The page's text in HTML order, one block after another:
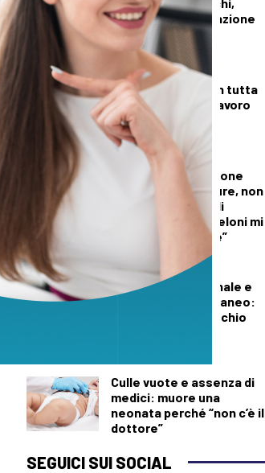
serve una pianificazione
puntuale”
DALLA TOSCANA
Fiamme di bosco in tutta
la Regione, superlavoro
per l’Aib
DALLA TOSCANA
Conte in commissione
Covid: “Scavate pure, non
troverete niente di
illecito su di me. Meloni mi
diede del criminale”
Pillola, anello vaginale e
impianto sottocutaneo:
l’allerta Aifa sul rischio
DEMOGRAFICA
Culle vuote e assenza di
medici: muore una
neonata perché “non c’è il
dottore”
SEGUICI SUI SOCIAL